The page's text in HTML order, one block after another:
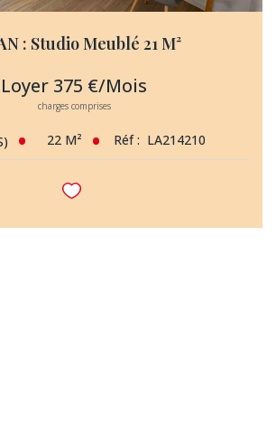
: Studio Meublé 21 M²
Loyer 375 €/mois
charges comprises
22 M² Réf : LA214210